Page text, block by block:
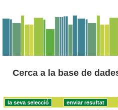
Cerca a la base de